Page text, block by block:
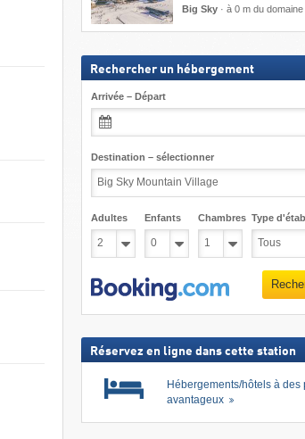
Big Sky· à 0 m du
Rechercher un hébergement
Arrivée – Départ
Destination – sélectionner
Adultes Enfants Chambres Type
Réservez en ligne dans cette station
Hébergements/hôtels à des
avantageux